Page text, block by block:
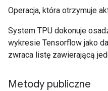
Operacja, która otrzymuje
System TPU dokonuje
wykresie Tensorflow jako
zwraca listę zawierającą
Metody publiczne